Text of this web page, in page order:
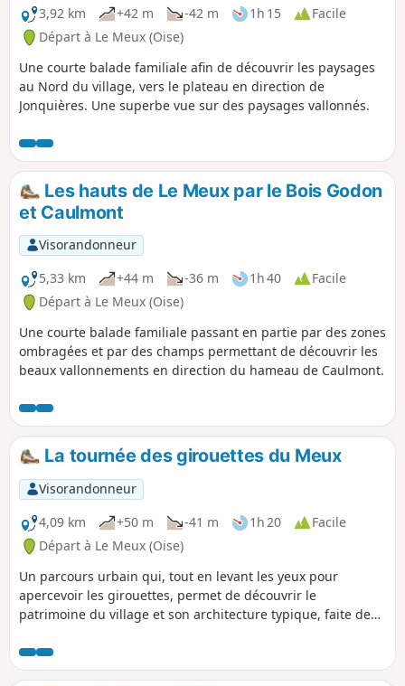
3,92 km
+42 m -42 m 1h 15
Facile
Départ à Le Meux (Oise)
Une courte balade familiale afin de découvrir les paysages
au Nord du village, vers le plateau en direction de
Jonquières. Une superbe vue sur des paysages vallonnés.
Les hauts de Le Meux par le Bois Godon
et Caulmont
Visorandonneur
5,33 km
+44 m -36 m 1h 40
Facile
Départ à Le Meux (Oise)
Une courte balade familiale passant en partie par des zones
ombragées et par des champs permettant de découvrir les
beaux vallonnements en direction du hameau de Caulmont.
La tournée des girouettes du Meux
Visorandonneur
4,09 km
+50 m -41 m 1h 20
Facile
Départ à Le Meux (Oise)
Un parcours urbain qui, tout en levant les yeux pour
apercevoir les girouettes, permet de découvrir le
patrimoine du village et son architecture typique, faite de
XIXe siècle dans le centre, et d'autres, plus contemporaines,
dans les extensions plus récentes.